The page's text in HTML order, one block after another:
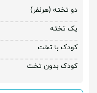
دو تخته (هرنفر)
یک تخته
کودک با تخت
کودک بدون تخت